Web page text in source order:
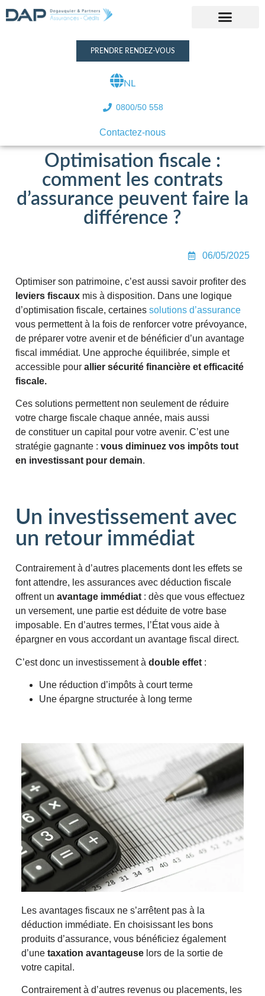
PRENDRE RENDEZ-VOUS
NL
0800/50 558
Contactez-nous
Optimisation fiscale :
comment les contrats
d’assurance peuvent faire la
différence ?
06/05/2025
Optimiser son patrimoine, c’est aussi savoir profiter des
leviers fiscaux mis à disposition. Dans une logique
d’optimisation fiscale, certaines solutions d’assurance
vous permettent à la fois de renforcer votre prévoyance,
de préparer votre avenir et de bénéficier d’un avantage
fiscal immédiat. Une approche équilibrée, simple et
accessible pour allier sécurité financière et efficacité
fiscale.
Ces solutions permettent non seulement de réduire
votre charge fiscale chaque année, mais aussi
de constituer un capital pour votre avenir. C’est une
stratégie gagnante : vous diminuez vos impôts tout
en investissant pour demain.
Un investissement avec
un retour immédiat
Contrairement à d’autres placements dont les effets se
font attendre, les assurances avec déduction fiscale
offrent un avantage immédiat : dès que vous effectuez
un versement, une partie est déduite de votre base
imposable. En d’autres termes, l’État vous aide à
épargner en vous accordant un avantage fiscal direct.
C’est donc un investissement à double effet :
Une réduction d’impôts à court terme
Une épargne structurée à long terme
Les avantages fiscaux ne s’arrêtent pas à la
déduction immédiate. En choisissant les bons
produits d’assurance, vous bénéficiez également
d’une taxation avantageuse lors de la sortie de
votre capital.
Contrairement à d’autres revenus ou placements, les